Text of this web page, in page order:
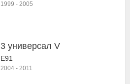
1999 - 2005
3 универсал V
E91
2004 - 2011